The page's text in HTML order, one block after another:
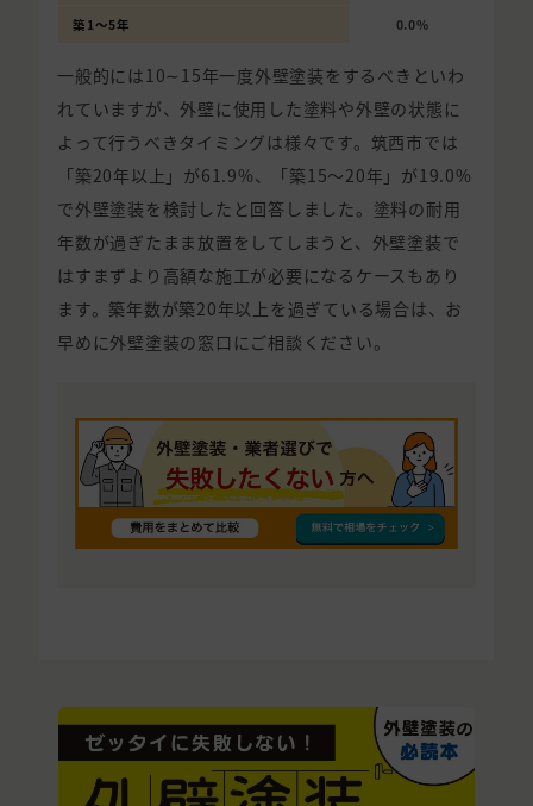
築1〜5年 0.0%
一般的には10∼15年一度外壁塗装をするべきといわ
れていますが、外壁に使用した塗料や外壁の状態に
よって行うべきタイミングは様々です。筑西市では
「築20年以上」が61.9%、「築15〜20年」が19.0%
で外壁塗装を検討したと回答しました。塗料の耐用
年数が過ぎたまま放置をしてしまうと、外壁塗装で
はすまずより高額な施工が必要になるケースもあり
ます。築年数が築20年以上を過ぎている場合は、お
早めに外壁塗装の窓口にご相談ください。